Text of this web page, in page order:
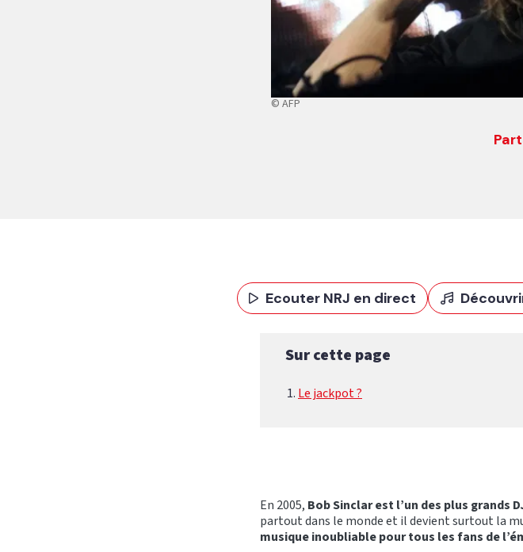
© AFP
Ecouter NRJ en direct
Sur cette page
Le jackpot ?
En 2005, Bob Sinclar est l’un des plus grands
partout dans le monde et il devient surtout la
musique inoubliable pour tous les fans de